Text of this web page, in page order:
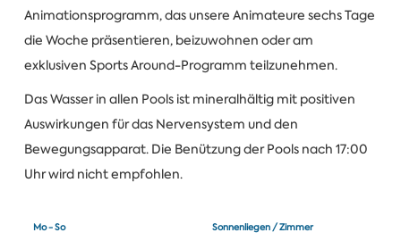
Animationsprogramm, das unsere Animateure sechs Tage
die Woche präsentieren, beizuwohnen oder am
exklusiven Sports Around-Programm teilzunehmen.
Das Wasser in allen Pools ist mineralhältig mit positiven
Auswirkungen für das Nervensystem und den
Bewegungsapparat. Die Benützung der Pools nach 17:00
Uhr wird nicht empfohlen.
Mo - So Sonnenliegen / Zimmer